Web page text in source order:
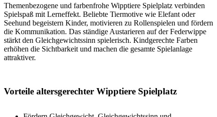
Themenbezogene und farbenfrohe Wipptiere Spielplatz verbinden
Spielspaß mit Lerneffekt. Beliebte Tiermotive wie Elefant oder
Seehund begeistern Kinder, motivieren zu Rollenspielen und fördern
die Kommunikation. Das ständige Austarieren auf der Federwippe
stärkt den Gleichgewichtssinn spielerisch. Kindgerechte Farben
erhöhen die Sichtbarkeit und machen die gesamte Spielanlage
attraktiver.
Vorteile altersgerechter Wipptiere Spielplatz